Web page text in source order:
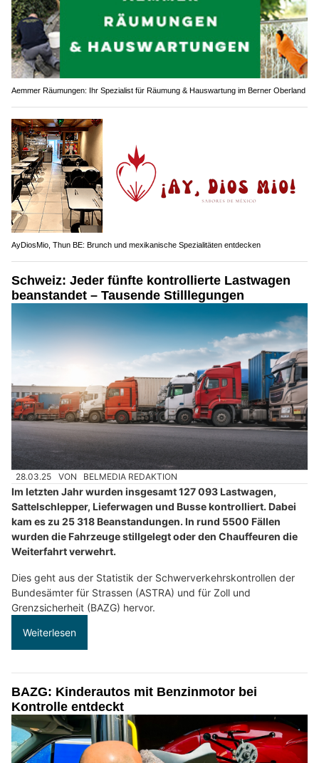
Aemmer Räumungen: Ihr Spezialist für Räumung & Hauswartung im Berner Oberland
AyDiosMio, Thun BE: Brunch und mexikanische Spezialitäten entdecken
Schweiz: Jeder fünfte kontrollierte Lastwagen
beanstandet – Tausende Stilllegungen
28.03.25 VON BELMEDIA REDAKTION
Im letzten Jahr wurden insgesamt 127 093 Lastwagen,
Sattelschlepper, Lieferwagen und Busse kontrolliert. Dabei
kam es zu 25 318 Beanstandungen. In rund 5500 Fällen
wurden die Fahrzeuge stillgelegt oder den Chauffeuren die
Weiterfahrt verwehrt.
Dies geht aus der Statistik der Schwerverkehrskontrollen der
Bundesämter für Strassen (ASTRA) und für Zoll und
Grenzsicherheit (BAZG) hervor.
Weiterlesen
BAZG: Kinderautos mit Benzinmotor bei
Kontrolle entdeckt